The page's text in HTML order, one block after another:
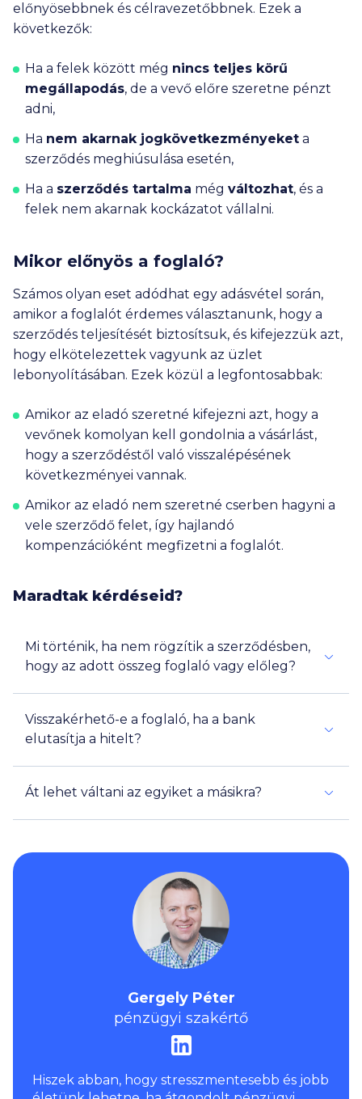
előnyösebbnek és célravezetőbbnek. Ezek a
következők:
Ha a felek között még nincs teljes körű
megállapodás, de a vevő előre szeretne pénzt
adni,
Ha nem akarnak jogkövetkezményeket a
szerződés meghiúsulása esetén,
Ha a szerződés tartalma még változhat, és a
felek nem akarnak kockázatot vállalni.
Mikor előnyös a foglaló?
Számos olyan eset adódhat egy adásvétel során,
amikor a foglalót érdemes választanunk, hogy a
szerződés teljesítését biztosítsuk, és kifejezzük azt,
hogy elkötelezettek vagyunk az üzlet
lebonyolításában. Ezek közül a legfontosabbak:
Amikor az eladó szeretné kifejezni azt, hogy a
vevőnek komolyan kell gondolnia a vásárlást,
hogy a szerződéstől való visszalépésének
következményei vannak.
Amikor az eladó nem szeretné cserben hagyni a
vele szerződő felet, így hajlandó
kompenzációként megfizetni a foglalót.
Maradtak kérdéseid?
Mi történik, ha nem rögzítik a szerződésben,
hogy az adott összeg foglaló vagy előleg?
Visszakérhető-e a foglaló, ha a bank
elutasítja a hitelt?
Át lehet váltani az egyiket a másikra?
Gergely Péter
pénzügyi szakértő
Hiszek abban, hogy stresszmentesebb és jobb